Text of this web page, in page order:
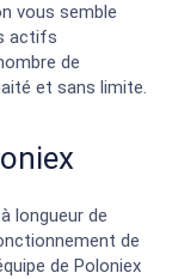
vous semble
actifs
de
et sans limite.
longueur de
de
de Poloniex